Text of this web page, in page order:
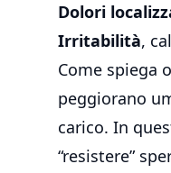
Dolori
Irritabilità,
Come spiega
peggiorano
carico. In
“resistere”